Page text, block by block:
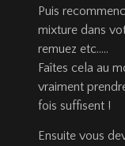
Puis
mixture dans
remuez etc…..
Faîtes cela au
vraiment
fois suffisent !
Ensuite vous